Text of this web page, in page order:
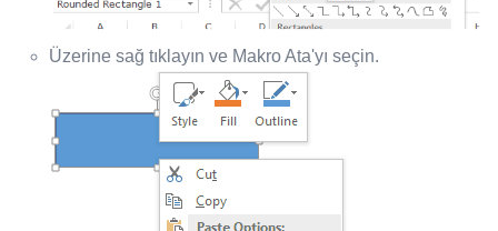
Üzerine sağ tıklayın ve Makro Ata'yı seçin.